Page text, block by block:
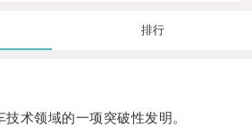
排行
术领域的一项突破性发明。